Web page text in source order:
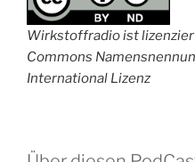
Wirkstoffradio ist
Commons
International Lizenz